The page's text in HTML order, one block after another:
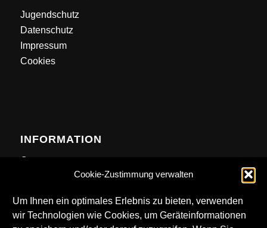
Cookie-Zustimmung verwalten
Um Ihnen ein optimales Erlebnis zu bieten, verwenden
wir Technologien wie Cookies, um Geräteinformationen
Jugendschutz
Datenschutz
Impressum
Cookies
INFORMATION
Contact